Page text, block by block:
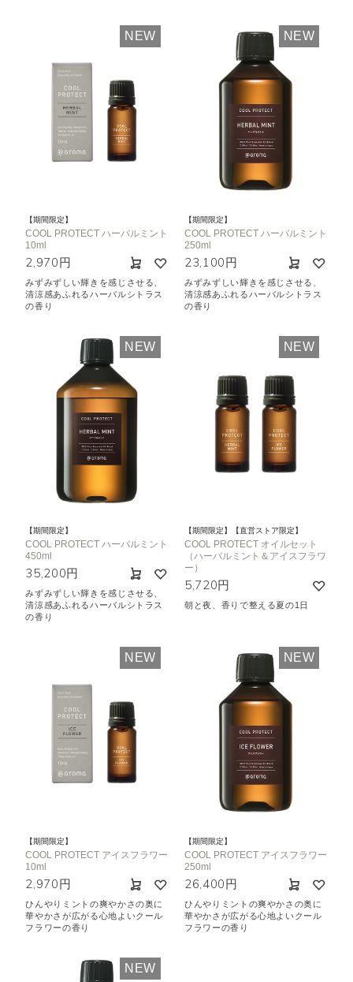
容量・用途で絞り込む ※一つお選びください
オイル10ml 大容量オイル250/450ml
ピエゾ専用オイル
ブランチ・スティック専用オイル
空気清浄･消臭 眠り
おもてなし
シトラス オレンジ
ラベンダー ウッド
エキゾチック
ヒノキ
NEW
【期間限定】
COOL PROTECT ハーバルミント
10ml
2,970円
みずみずしい輝きを感じさせる、
清涼感あふれるハーバルシトラス
の香り
NEW
【期間限定】
COOL PROTECT ハーバルミント
250ml
23,100円
みずみずしい輝きを感じさせる、
清涼感あふれるハーバルシトラス
の香り
NEW
【期間限定】
COOL PROTECT ハーバルミント
450ml
35,200円
みずみずしい輝きを感じさせる、
清涼感あふれるハーバルシトラス
の香り
NEW
【期間限定】【直営ストア限定】
COOL PROTECT オイルセット
（ハーバルミント＆アイスフラワ
ー）
5,720円
朝と夜、香りで整える夏の1日
NEW
【期間限定】
COOL PROTECT アイスフラワー
10ml
2,970円
ひんやりミントの爽やかさの奥に
華やかさが広がる心地よいクール
フラワーの香り
NEW
【期間限定】
COOL PROTECT アイスフラワー
250ml
26,400円
ひんやりミントの爽やかさの奥に
華やかさが広がる心地よいクール
フラワーの香り
NEW